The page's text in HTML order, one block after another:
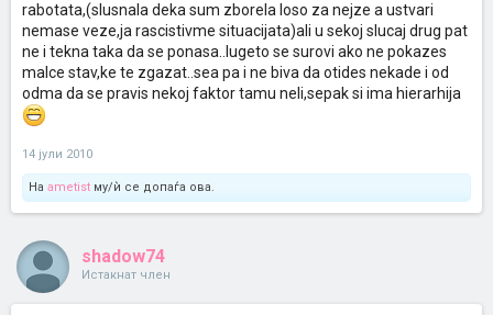
rabotata,(slusnala deka sum zborela loso za nejze a ustvari
nemase veze,ja rascistivme situacijata)ali u sekoj slucaj drug pat
ne i tekna taka da se ponasa..lugeto se surovi ako ne pokazes
malce stav,ke te zgazat..sea pa i ne biva da otides nekade i od
odma da se pravis nekoj faktor tamu neli,sepak si ima hierarhija
14 јули 2010
На ametist му/ѝ се допаѓа ова.
shadow74
Истакнат член